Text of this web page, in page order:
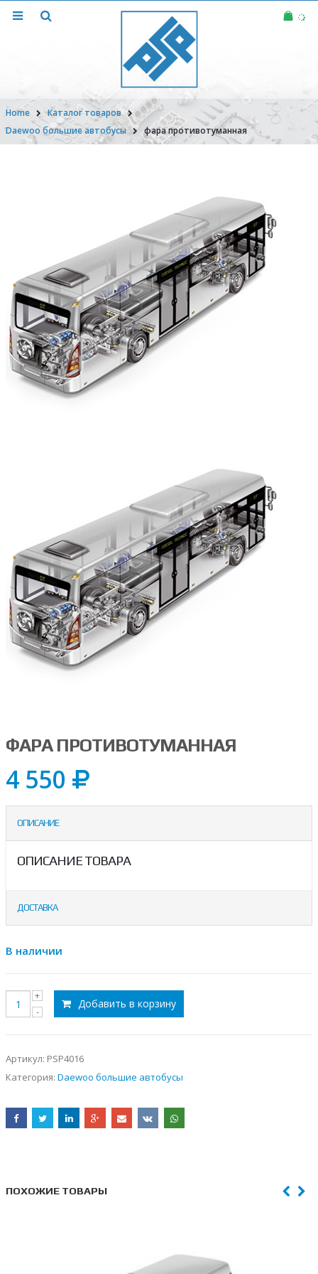
Home
Каталог товаров
Daewoo большие автобусы
фара противотуманная
ФАРА ПРОТИВОТУМАННАЯ
4 550
ОПИСАНИЕ
ОПИСАНИЕ ТОВАРА
ДОСТАВКА
В наличии
Добавить в корзину
Артикул: PSP4016
Категория: Daewoo большие автобусы
ПОХОЖИЕ ТОВАРЫ